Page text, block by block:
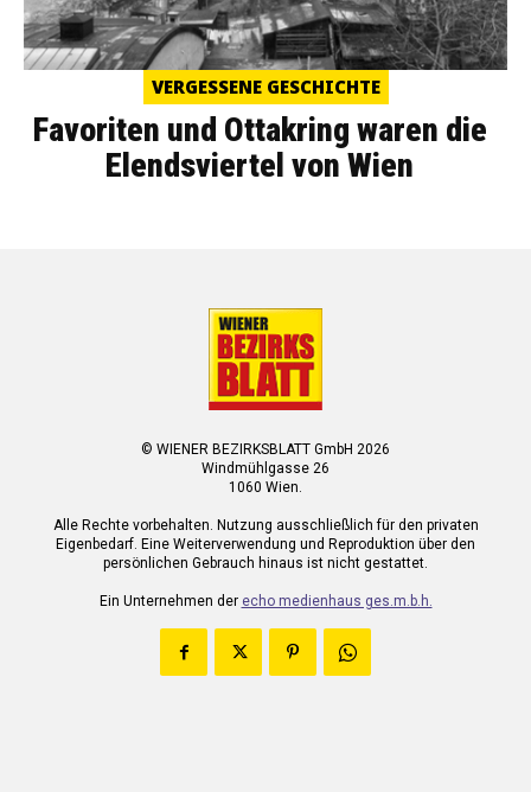
VERGESSENE GESCHICHTE
Favoriten und Ottakring waren die
Elendsviertel von Wien
© WIENER BEZIRKSBLATT GmbH 2026
Windmühlgasse 26
1060 Wien.
Alle Rechte vorbehalten. Nutzung ausschließlich für den privaten
Eigenbedarf. Eine Weiterverwendung und Reproduktion über den
persönlichen Gebrauch hinaus ist nicht gestattet.
Ein Unternehmen der echo medienhaus ges.m.b.h.